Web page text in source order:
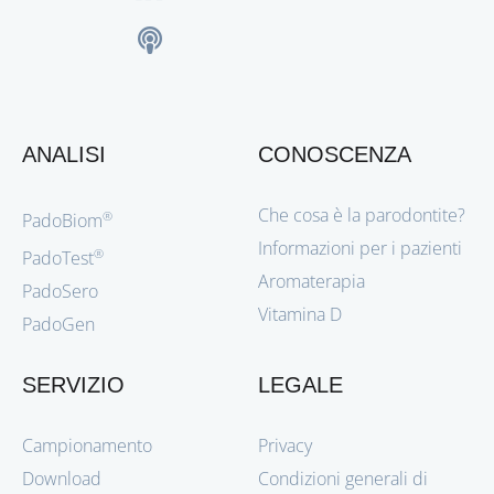
ANALISI
PadoBiom®
PadoTest®
PadoSero
PadoGen
CONOSCENZA
Che cosa è la parodontite?
Informazioni per i pazienti
Aromaterapia
Vitamina D
SERVIZIO
Campionamento
Download
LEGALE
Privacy
Condizioni generali di